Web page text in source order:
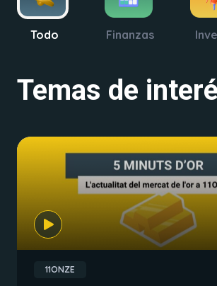
Todo Finanzas
Temas de
11ONZE